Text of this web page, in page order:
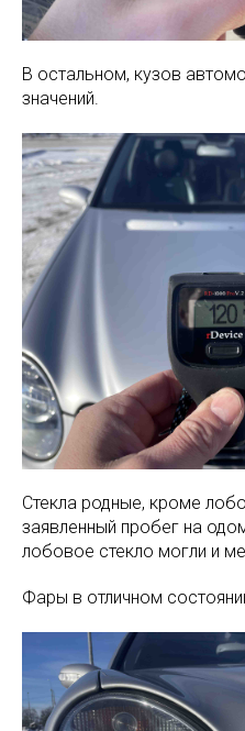
В остальном, кузов
значений.
Стекла родные, кроме
заявленный пробег на
лобовое стекло могли и
Фары в отличном